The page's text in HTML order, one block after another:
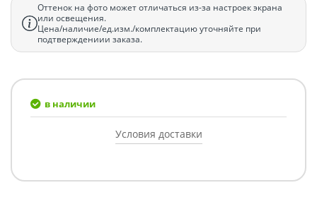
Оттенок на фото может отличаться из-за настроек экрана
или освещения.
Цена/наличие/ед.изм./комплектацию уточняйте при
подтверждениии заказа.
в наличии
Условия доставки